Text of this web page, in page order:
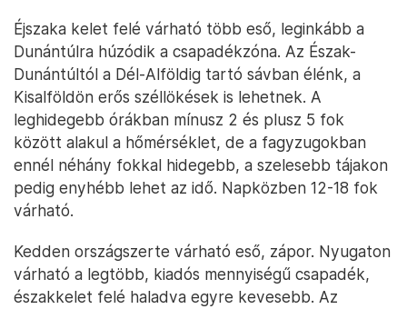
Éjszaka kelet felé várható több eső, leginkább a
Dunántúlra húzódik a csapadékzóna. Az Észak-
Dunántúltól a Dél-Alföldig tartó sávban élénk, a
Kisalföldön erős széllökések is lehetnek. A
leghidegebb órákban mínusz 2 és plusz 5 fok
között alakul a hőmérséklet, de a fagyzugokban
ennél néhány fokkal hidegebb, a szelesebb tájakon
pedig enyhébb lehet az idő. Napközben 12-18 fok
várható.
Kedden országszerte várható eső, zápor. Nyugaton
várható a legtöbb, kiadós mennyiségű csapadék,
északkelet felé haladva egyre kevesebb. Az